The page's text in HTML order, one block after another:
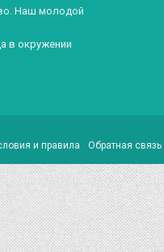
Наш молодой
в окружении
и правила Обратная связь